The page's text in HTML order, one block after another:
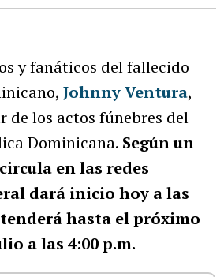
y fanáticos del fallecido
Johnny Ventura,
los actos fúnebres del
Dominicana. Según un
en las redes
dará inicio hoy a las
hasta el próximo
a las 4:00 p.m.